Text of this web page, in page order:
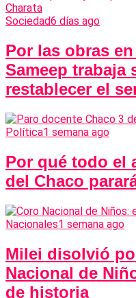
Sociedad6 días ago
Por las obras
Sameep trabaja
restablecer el
Política1 semana ago
Por qué todo el
del Chaco
Nacionales1 semana ago
Milei disolvió
Nacional de
de historia